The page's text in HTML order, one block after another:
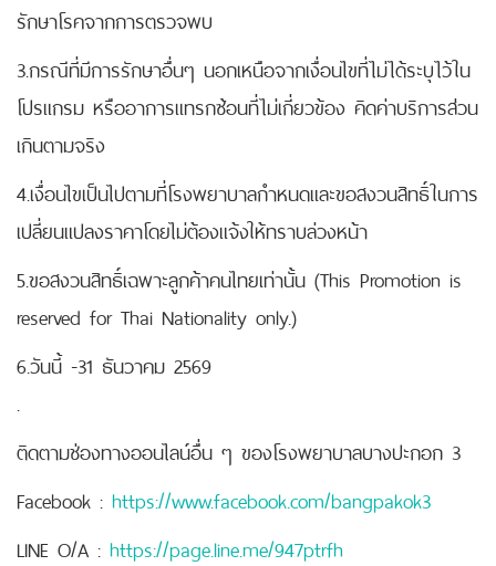
รักษาโรคจากการตรวจพบ
3.กรณีที่มีการรักษาอื่นๆ นอกเหนือจากเงื่อนไขที่ไม่ได้ระบุไว้ใน
โปรแกรม หรืออาการแทรกซ้อนที่ไม่เกี่ยวข้อง คิดค่าบริการส่วน
เกินตามจริง
4.เงื่อนไขเป็นไปตามที่โรงพยาบาลกำหนดและขอสงวนสิทธิ์ในการ
เปลี่ยนแปลงราคาโดยไม่ต้องแจ้งให้ทราบล่วงหน้า
5.ขอสงวนสิทธิ์เฉพาะลูกค้าคนไทยเท่านั้น (This Promotion is
reserved for Thai Nationality only.)
6.วันนี้ -31 ธันวาคม 2569
.
ติดตามช่องทางออนไลน์อื่น ๆ ของโรงพยาบาลบางปะกอก 3
Facebook : https://www.facebook.com/bangpakok3
LINE O/A : https://page.line.me/947ptrfh